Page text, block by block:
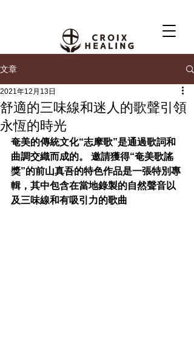
文章
舒適的三味線和迷人的歌聲引領
永恆的時光
2021年12月13日
奄美的傳統文化“志摩歌”是通過歌詞和
曲調交織而成的。 邀請獲得“奄美歌謠
獎”的前山真吾的特色作品是一張特別專
輯，其中包含在當地錄製的自然聲音以
及三味線和有吸引力的歌曲